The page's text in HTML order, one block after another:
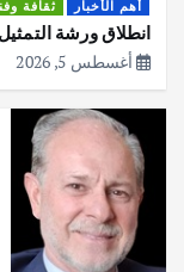
أهم الأخبار ثقافة
انطلاق ورشة التمثيل
أغسطس 5, 2026